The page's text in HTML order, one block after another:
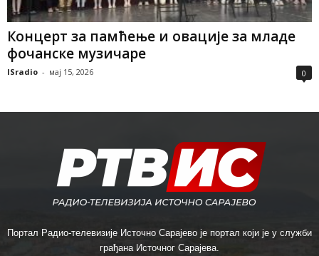
Концерт за памћење и овације за младе
фочанске музичаре
ISradio - мај 15, 2026 0
Портал Радио-телевизије Источно Сарајево је портал који је у служби
грађана Источног Сарајева.